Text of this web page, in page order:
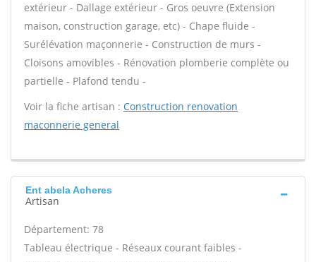
extérieur - Dallage extérieur - Gros oeuvre (Extension
maison, construction garage, etc) - Chape fluide -
Surélévation maçonnerie - Construction de murs -
Cloisons amovibles - Rénovation plomberie complète ou
partielle - Plafond tendu -
Voir la fiche artisan : Construction renovation
maconnerie general
Ent abela Acheres
Artisan
Département: 78
Tableau électrique - Réseaux courant faibles -